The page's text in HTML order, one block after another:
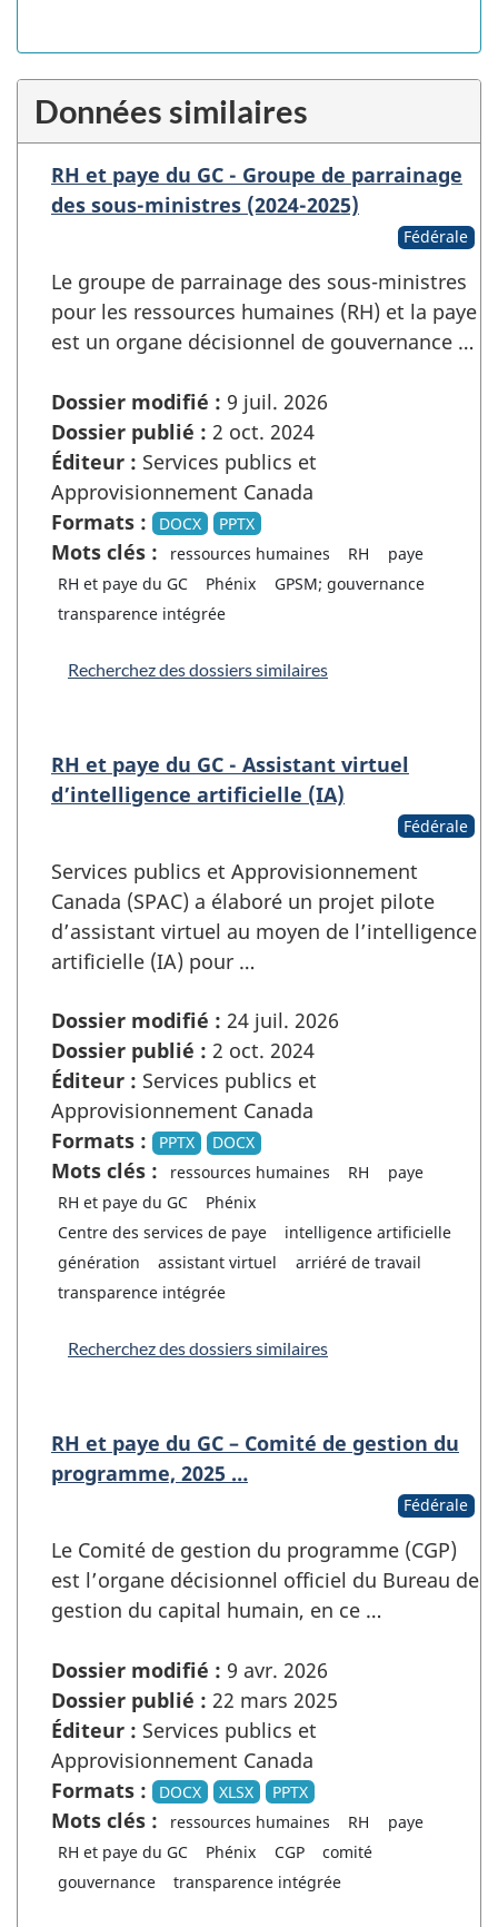
Données similaires
RH et paye du GC - Groupe de parrainage
des sous-ministres (2024-2025)
Fédérale
Le groupe de parrainage des sous-ministres
pour les ressources humaines (RH) et la paye
est un organe décisionnel de gouvernance …
Dossier modifié : 9 juil. 2026
Dossier publié : 2 oct. 2024
Éditeur : Services publics et
Approvisionnement Canada
Formats :
DOCX PPTX
Mots clés : ressources humaines RH
paye
RH et paye du GC
Phénix
GPSM; gouvernance
transparence intégrée
Recherchez des dossiers similaires
RH et paye du GC - Assistant virtuel
d’intelligence artificielle (IA)
Fédérale
Services publics et Approvisionnement
Canada (SPAC) a élaboré un projet pilote
d’assistant virtuel au moyen de l’intelligence
artificielle (IA) pour …
Dossier modifié : 24 juil. 2026
Dossier publié : 2 oct. 2024
Éditeur : Services publics et
Approvisionnement Canada
Formats :
PPTX DOCX
Mots clés : ressources humaines RH
paye
RH et paye du GC
Phénix
Centre des services de paye
intelligence artificielle
génération
assistant virtuel
arriéré de travail
transparence intégrée
Recherchez des dossiers similaires
RH et paye du GC – Comité de gestion du
programme, 2025 …
Fédérale
Le Comité de gestion du programme (CGP)
est l’organe décisionnel officiel du Bureau de
gestion du capital humain, en ce …
Dossier modifié : 9 avr. 2026
Dossier publié : 22 mars 2025
Éditeur : Services publics et
Approvisionnement Canada
Formats :
DOCX XLSX PPTX
Mots clés : ressources humaines RH
paye
RH et paye du GC
Phénix CGP
comité
gouvernance
transparence intégrée